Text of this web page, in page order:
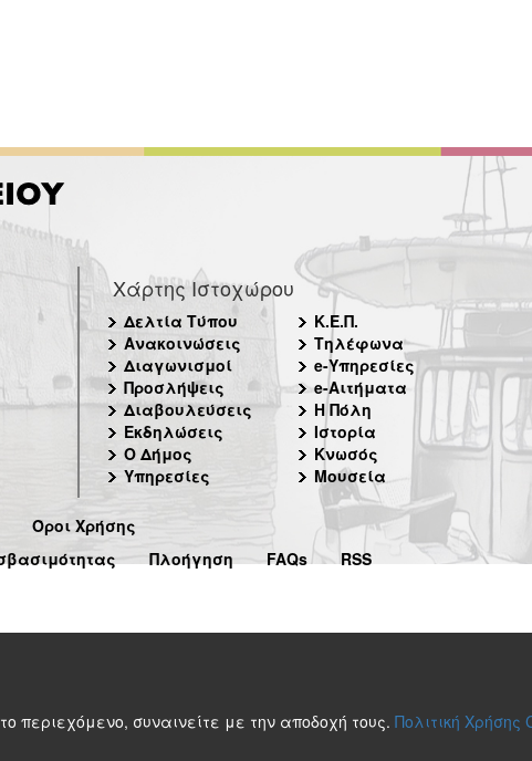
Χάρτης Ιστοχώρου
Δελτία Τύπου
Ανακοινώσεις
Διαγωνισμοί
Προσλήψεις
Διαβουλεύσεις
Εκδηλώσεις
Ο Δήμος
Υπηρεσίες
Κ.Ε.Π.
Τηλέφωνα
e-Υπηρεσίες
e-Αιτήματα
Η Πόλη
Ιστορία
Κνωσός
Μουσεία
Όροι Χρήσης
Πλοήγηση FAQs RSS
περιεχόμενο, συναινείτε με την αποδοχή τους. Πολιτική Χρήσης